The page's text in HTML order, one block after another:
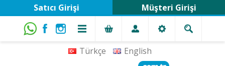
Türkçe English
Satıcı Girişi Müşteri Girişi